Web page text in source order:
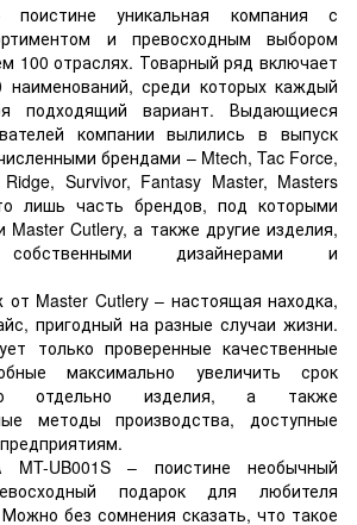
уникальная компания с
и превосходным выбором
100 отраслях. Товарный ряд включает
среди которых каждый
подходящий вариант. Выдающиеся
компании вылились в выпуск
брендами – Mtech, Tac Force,
Survivor, Fantasy Master, Masters
лишь часть брендов, под которыми
Cutlery, а также другие изделия,
собственными дизайнерами и
Master Cutlery – настоящая находка,
пригодный на разные случаи жизни.
только проверенные качественные
максимально увеличить срок
отдельно изделия, а также
методы производства, доступные
UB001S – поистине необычный
подарок для любителя
без сомнения сказать, что такое